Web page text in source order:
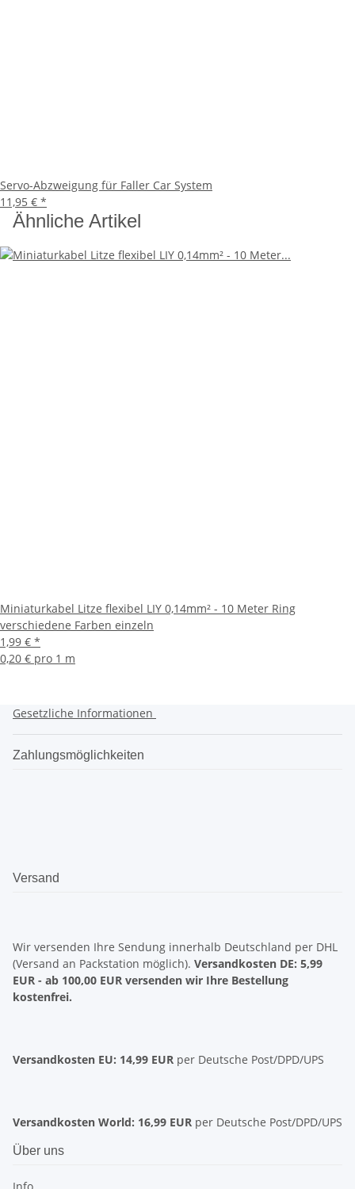
Servo-Abzweigung für Faller Car System
11,95 € *
Ähnliche Artikel
Miniaturkabel Litze flexibel LIY 0,14mm² - 10 Meter Ring
verschiedene Farben einzeln
1,99 € *
0,20 € pro 1 m
Gesetzliche Informationen
Zahlungsmöglichkeiten
Versand
Wir versenden Ihre Sendung innerhalb Deutschland per DHL
(Versand an Packstation möglich). Versandkosten DE: 5,99
EUR - ab 100,00 EUR versenden wir Ihre Bestellung
kostenfrei.
Versandkosten EU: 14,99 EUR per Deutsche Post/DPD/UPS
Versandkosten World: 16,99 EUR per Deutsche Post/DPD/UPS
Über uns